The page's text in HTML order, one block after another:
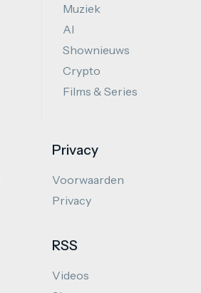
Muziek
AI
Shownieuws
Crypto
Films & Series
Privacy
Voorwaarden
Privacy
RSS
Videos